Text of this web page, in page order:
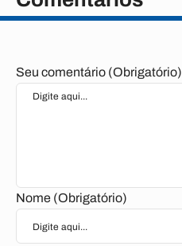
Seu comentário (Obrigatório)
Nome (Obrigatório)